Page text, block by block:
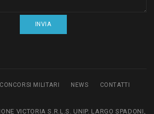
CONCORSI MILITARI NEWS CONTATTI
VICTORIA S.R.L.S. UNIP. LARGO SPADONI,